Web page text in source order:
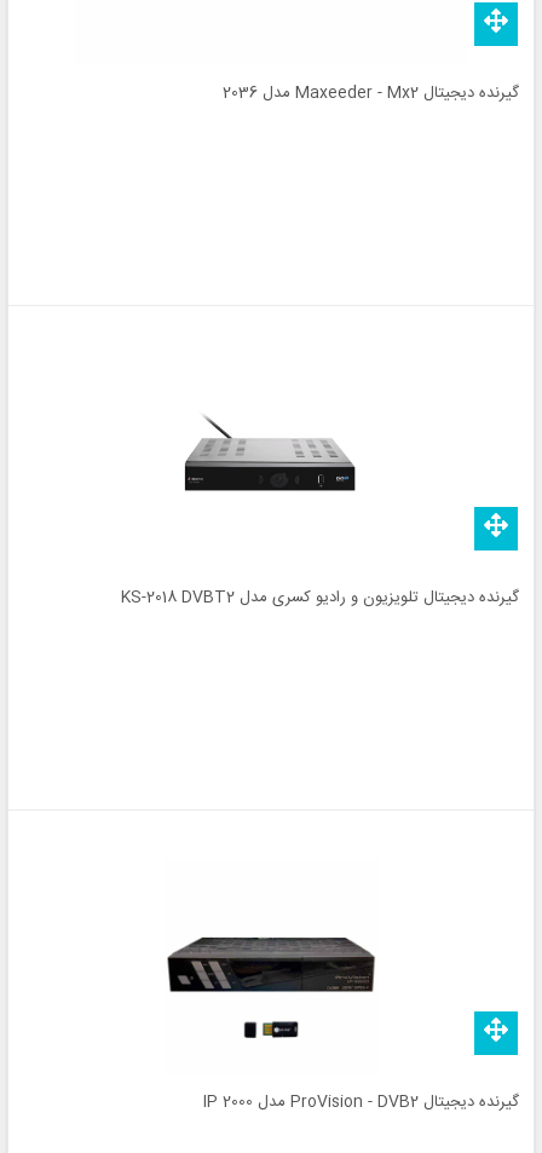
گیرنده دیجیتال Maxeeder - Mx2 مدل 2036
گیرنده دیجیتال تلویزیون و رادیو کسری مدل KS-2018 DVBT2
گیرنده دیجیتال ProVision - DVB2 مدل IP 2000